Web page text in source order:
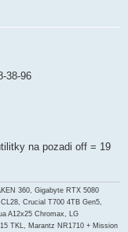
38-96
na pozadi off = 19
360, Gigabyte RTX 5080
Crucial T700 4TB Gen5,
A12x25 Chromax, LG
TKL, Marantz NR1710 + Mission